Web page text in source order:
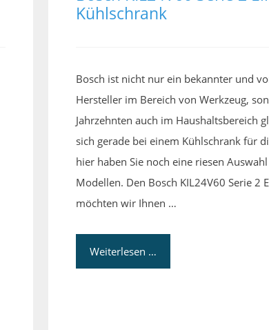
Kühlschrank
Bosch ist nicht nur ein bekannter und
Hersteller im Bereich von Werkzeug,
Jahrzehnten auch im Haushaltsbereich
sich gerade bei einem Kühlschrank für
hier haben Sie noch eine riesen
Modellen. Den Bosch KIL24V60 Serie 2
möchten wir Ihnen …
Weiterlesen …